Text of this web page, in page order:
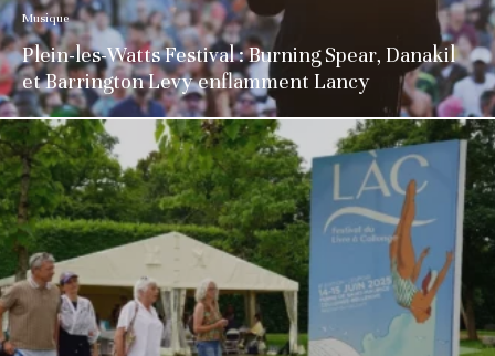
Musique
Plein-les-Watts Festival : Burning Spear, Danakil
et Barrington Levy enflamment Lancy